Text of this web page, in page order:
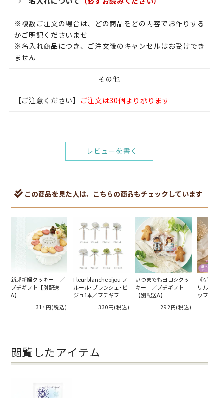
※複数ご注文の場合は、どの商品をどの内容でお作りする
かご明記くださいませ
※名入れ商品につき、ご注文後のキャンセルはお受けでき
ません
その他
【ご注意ください】 ご注文は30個より承ります
レビューを書く
この商品を見た人は、こちらの商品もチェックしています
新郎新婦クッキー ／
プチギフト【別配送
A】
314円(税込)
Fleur blanche bijou フ
ルール･ブランシェ･ビ
ジュ1本／プチギフト
330円(税込)
いつまでもヨロシクッ
キー ／プチギフト
【別配送A】
292円(税込)
《ゲス
リルウ
ップス
閲覧したアイテム